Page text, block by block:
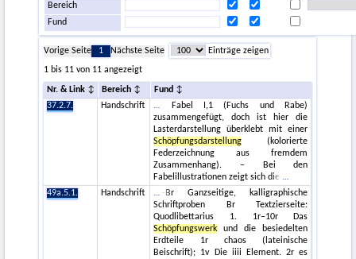
Bereich
Fund
Vorige Seite 1 Nächste Seite
Einträge zeigen
1 bis 11 von 11 angezeigt
Nr. & Link Bereich
Fund
37.2.7.
Handschrift
Fabel I,1 (Fuchs und Rabe)
zusammengefügt, doch ist hier die
Lasterdarstellung überklebt mit einer
Schöpfungsdarstellung (kolorierte
Federzeichnung aus fremdem
Zusammenhang). – Bei den
Fabelillustrationen zeigt sich die
49a.5.1.
Handschrift
–Br Ganzseitige, kalligraphische
Schriftproben Br Textzierseite:
Quodlibettarius 1. 1r–10r Das
Schöpfungswerk und die besiedelten
Erdteile 1r chaos (lateinische
Beischrift); 1v Die iiii Element. 2r es